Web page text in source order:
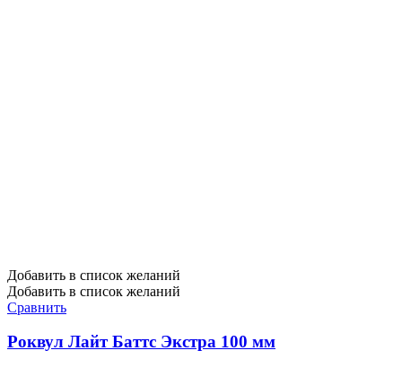
Добавить в список желаний
Добавить в список желаний
Сравнить
Роквул Лайт Баттс Экстра 100 мм